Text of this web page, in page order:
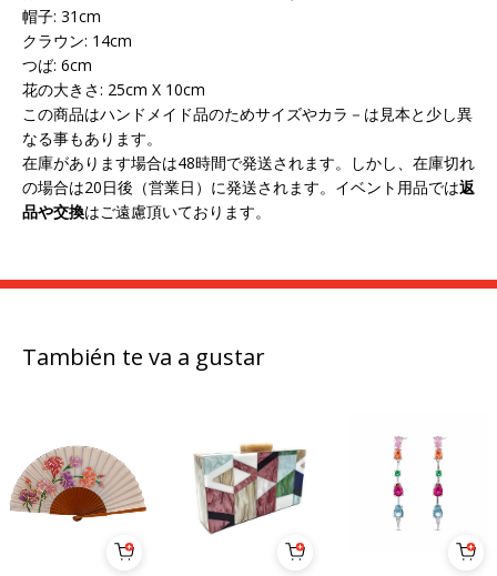
帽子: 31cm
クラウン: 14cm
つば: 6cm
花の大きさ: 25cm X 10cm
この商品はハンドメイド品のためサイズやカラ－は見本と少し異
なる事もあります。
在庫があります場合は48時間で発送されます。しかし、在庫切れ
の場合は20日後（営業日）に発送されます。イベント用品では返
品や交換はご遠慮頂いております。
También te va a gustar